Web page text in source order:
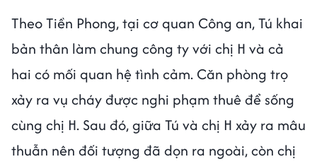
Theo Tiền Phong, tại cơ quan Công an, Tú khai
bản thân làm chung công ty với chị H và cả
hai có mối quan hệ tình cảm. Căn phòng trọ
xảy ra vụ cháy được nghi phạm thuê để sống
cùng chị H. Sau đó, giữa Tú và chị H xảy ra mâu
thuẫn nên đối tượng đã dọn ra ngoài, còn chị